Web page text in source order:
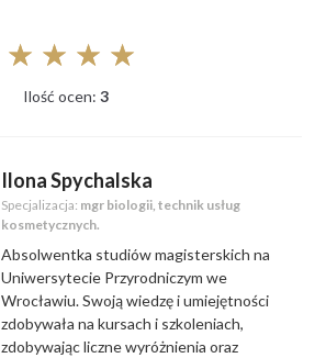
☆ ☆ ☆ ☆
Ilość ocen: 3
Ilona Spychalska
Specjalizacja: mgr biologii, technik usług
kosmetycznych.
Absolwentka studiów magisterskich na
Uniwersytecie Przyrodniczym we
Wrocławiu. Swoją wiedzę i umiejętności
zdobywała na kursach i szkoleniach,
zdobywając liczne wyróżnienia oraz